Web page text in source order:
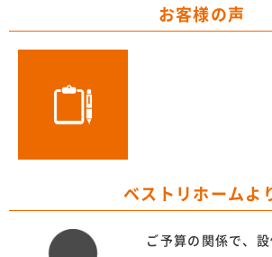
お客様の声
ベストリホームよ
ご予算の関係で、